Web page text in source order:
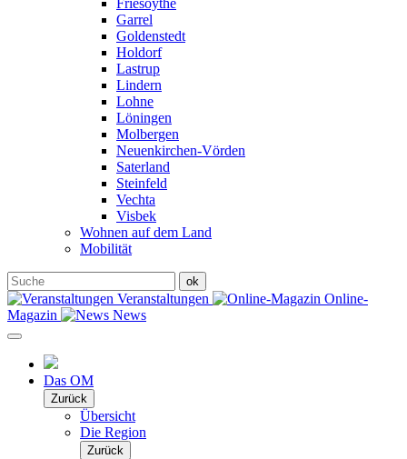
Friesoythe
Garrel
Goldenstedt
Holdorf
Lastrup
Lindern
Lohne
Löningen
Molbergen
Neuenkirchen-Vörden
Saterland
Steinfeld
Vechta
Visbek
Wohnen auf dem Land
Mobilität
Veranstaltungen
Online-
Magazin
News
Das OM
Zurück
Übersicht
Die Region
Zurück